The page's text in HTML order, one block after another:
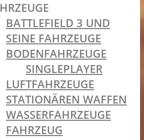
BATTLEFIELD 3 UND
SEINE FAHRZEUGE
BODENFAHRZEUGE
SINGLEPLAYER
LUFTFAHRZEUGE
STATIONÄREN WAFFEN
WASSERFAHRZEUGE
FAHRZEUG